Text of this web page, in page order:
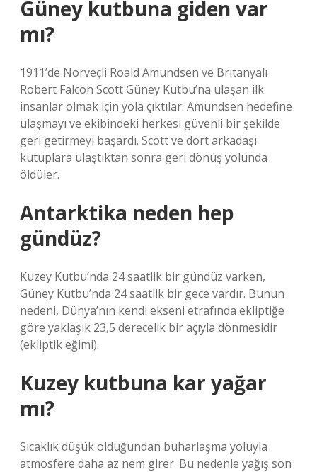
Güney kutbuna giden var
mı?
1911’de Norveçli Roald Amundsen ve Britanyalı
Robert Falcon Scott Güney Kutbu’na ulaşan ilk
insanlar olmak için yola çıktılar. Amundsen hedefine
ulaşmayı ve ekibindeki herkesi güvenli bir şekilde
geri getirmeyi başardı. Scott ve dört arkadaşı
kutuplara ulaştıktan sonra geri dönüş yolunda
öldüler.
Antarktika neden hep
gündüz?
Kuzey Kutbu’nda 24 saatlik bir gündüz varken,
Güney Kutbu’nda 24 saatlik bir gece vardır. Bunun
nedeni, Dünya’nın kendi ekseni etrafında ekliptiğe
göre yaklaşık 23,5 derecelik bir açıyla dönmesidir
(ekliptik eğimi).
Kuzey kutbuna kar yağar
mı?
Sıcaklık düşük olduğundan buharlaşma yoluyla
atmosfere daha az nem girer. Bu nedenle yağış son